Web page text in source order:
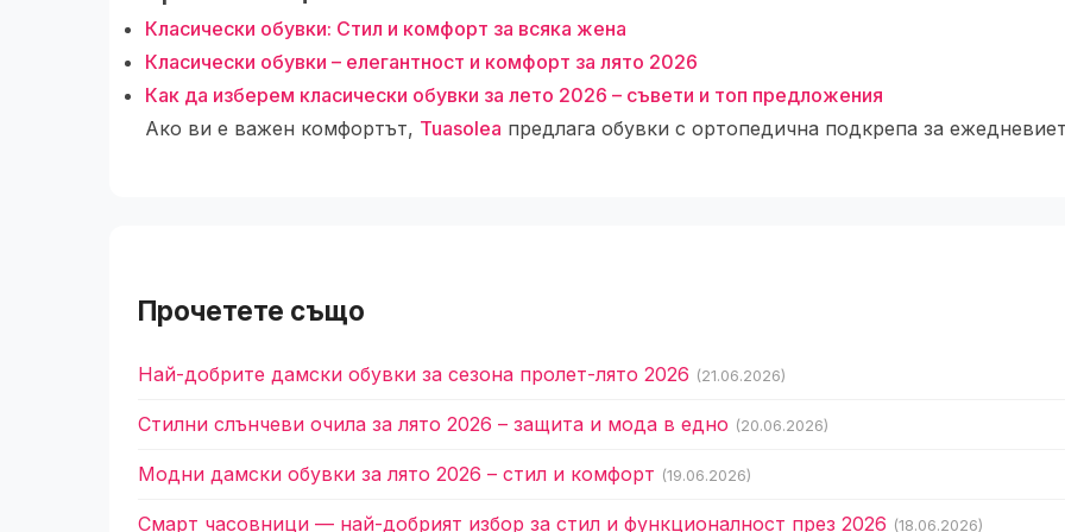
Класически обувки: Стил и комфорт за всяка жена
Класически обувки – елегантност и комфорт за лято 2026
Как да изберем класически обувки за лето 2026 – съвети и топ предложения
Ако ви е важен комфортът, Tuasolea предлага обувки с ортопедична подкрепа за
Прочетете също
Най-добрите дамски обувки за сезона пролет-лято 2026 (21.06.2026)
Стилни слънчеви очила за лято 2026 – защита и мода в едно (20.06.2026)
Модни дамски обувки за лято 2026 – стил и комфорт (19.06.2026)
Смарт часовници — най-добрият избор за стил и функционалност през 2026 (18.06.2026)